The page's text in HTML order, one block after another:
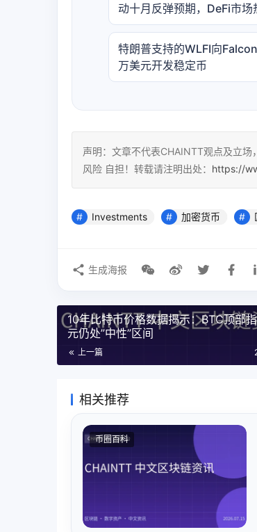
动十月反弹预期，DeFi市场
特朗普支持的WLFI向
万美元开发稳定币
声明：文章不代表CHAINTT观点及立场
风险 自担！转载请注明出处： https://
Investments 加密货币
生成海报
10年比特币价格数据揭示：BTC顶部
元仍处”中性”区间
上一篇
相关推荐
币圈百科